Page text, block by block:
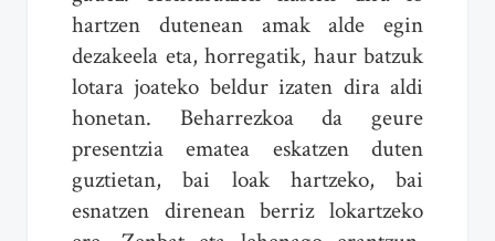
hartzen dutenean amak alde egin
dezakeela eta, horregatik, haur batzuk
lotara joateko beldur izaten dira aldi
honetan. Beharrezkoa da geure
presentzia ematea eskatzen duten
guztietan, bai loak hartzeko, bai
esnatzen direnean berriz lokartzeko